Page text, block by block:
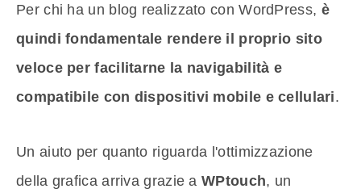
Per chi ha un blog realizzato con WordPress, è
quindi fondamentale rendere il proprio sito
veloce per facilitarne la navigabilità e
compatibile con dispositivi mobile e cellulari.
Un aiuto per quanto riguarda l'ottimizzazione
della grafica arriva grazie aWPtouch, un